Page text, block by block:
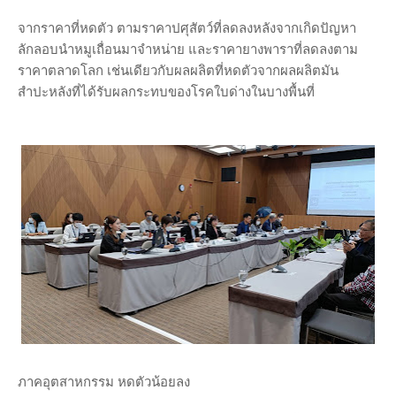
จากราคาที่หดตัว ตามราคาปศุสัตว์ที่ลดลงหลังจากเกิดปัญหา
ลักลอบนำหมูเถื่อนมาจำหน่าย และราคายางพาราที่ลดลงตาม
ราคาตลาดโลก เช่นเดียวกับผลผลิตที่หดตัวจากผลผลิตมัน
สำปะหลังที่ได้รับผลกระทบของโรคใบด่างในบางพื้นที่
ภาคอุตสาหกรรม หดตัวน้อยลง